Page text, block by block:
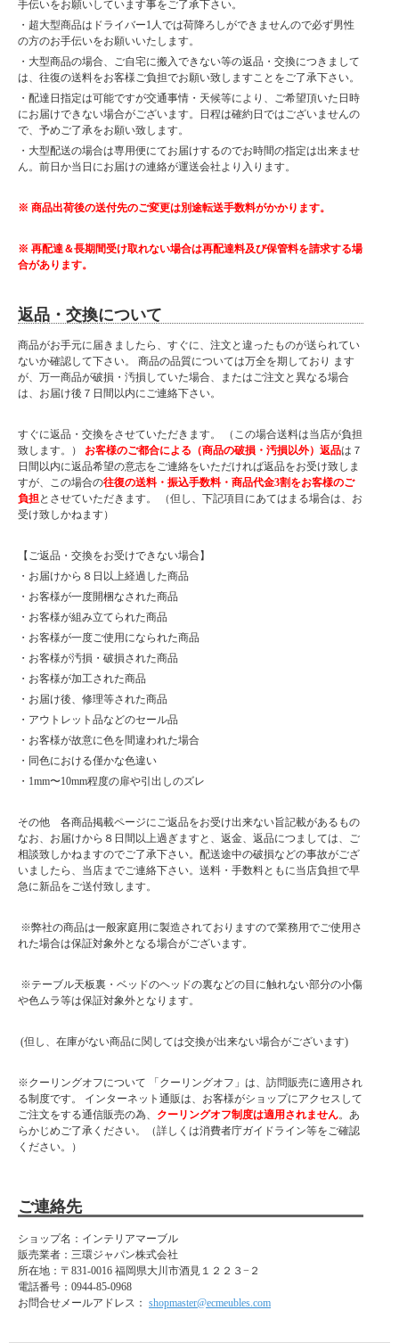
■納期表記について
当店商品はメーカー取扱商品も販売中の為、稀に在庫切れの場合もございます。
手伝いをお願いしています事をご了承下さい。
・超大型商品はドライバー1人では荷降ろしができませんので必ず男性
の方のお手伝いをお願いいたします。
・大型商品の場合、ご自宅に搬入できない等の返品・交換につきまして
は、往復の送料をお客様ご負担でお願い致しますことをご了承下さい。
・配達日指定は可能ですが交通事情・天候等により、ご希望頂いた日時
にお届けできない場合がございます。日程は確約日ではございませんの
で、予めご了承をお願い致します。
・大型配送の場合は専用便にてお届けするのでお時間の指定は出来ませ
ん。前日か当日にお届けの連絡が運送会社より入ります。
※ 商品出荷後の送付先のご変更は別途転送手数料がかかります。
※ 再配達＆長期間受け取れない場合は再配達料及び保管料を請求する場
合があります。
返品・交換について
商品がお手元に届きましたら、すぐに、注文と違ったものが送られてい
ないか確認して下さい。 商品の品質については万全を期しており ます
が、万一商品が破損・汚損していた場合、またはご注文と異なる場合
は、お届け後７日間以内にご連絡下さい。
すぐに返品・交換をさせていただきます。 （この場合送料は当店が負担
致します。） お客様のご都合による（商品の破損・汚損以外）返品は７
日間以内に返品希望の意志をご連絡をいただければ返品をお受け致しま
すが、この場合の往復の送料・振込手数料・商品代金3割をお客様のご
負担とさせていただきます。 （但し、下記項目にあてはまる場合は、お
受け致しかねます）
【ご返品・交換をお受けできない場合】
・お届けから８日以上経過した商品
・お客様が一度開梱なされた商品
・お客様が組み立てられた商品
・お客様が一度ご使用になられた商品
・お客様が汚損・破損された商品
・お客様が加工された商品
・お届け後、修理等された商品
・アウトレット品などのセール品
・お客様が故意に色を間違われた場合
・同色における僅かな色違い
・1mm〜10mm程度の扉や引出しのズレ
その他 各商品掲載ページにご返品をお受け出来ない旨記載があるもの
なお、お届けから８日間以上過ぎますと、返金、返品につましては、ご
相談致しかねますのでご了承下さい。配送途中の破損などの事故がござ
いましたら、当店までご連絡下さい。送料・手数料ともに当店負担で早
急に新品をご送付致します。
※弊社の商品は一般家庭用に製造されておりますので業務用でご使用さ
れた場合は保証対象外となる場合がございます。
※テーブル天板裏・ベッドのヘッドの裏などの目に触れない部分の小傷
や色ムラ等は保証対象外となります。
(但し、在庫がない商品に関しては交換が出来ない場合がございます)
※クーリングオフについて 「クーリングオフ」は、訪問販売に適用され
る制度です。 インターネット通販は、お客様がショップにアクセスして
ご注文をする通信販売の為、 クーリングオフ制度は適用されません。あ
らかじめご了承ください。（詳しくは消費者庁ガイドライン等をご確認
ください。）
ご連絡先
ショップ名：インテリアマーブル
販売業者：三環ジャパン株式会社
所在地： 〒831-0016 福岡県大川市酒見１２２３−２
電話番号： 0944-85-0968
お問合せメールアドレス： shopmaster@ecmeubles.com